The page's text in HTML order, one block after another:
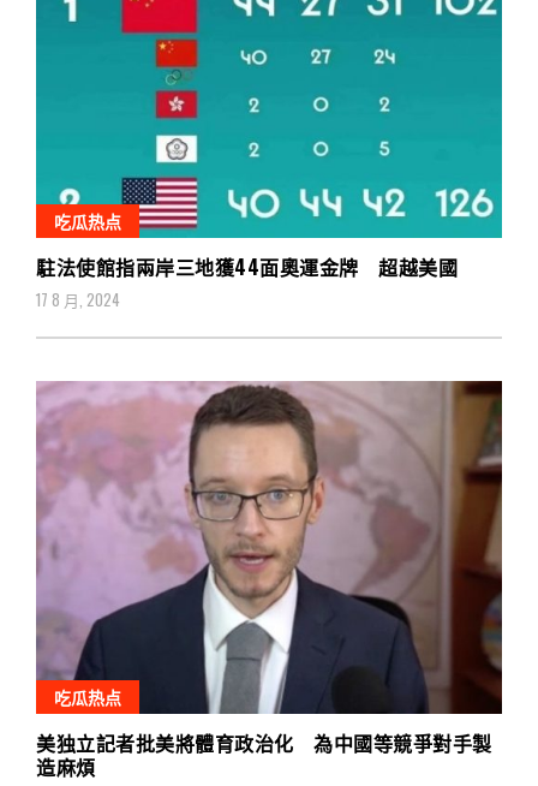
吃瓜热点
駐法使館指兩岸三地獲44面奧運金牌 超越美國
17 8 月, 2024
吃瓜热点
美独立記者批美將體育政治化 為中國等競爭對手製
造麻煩